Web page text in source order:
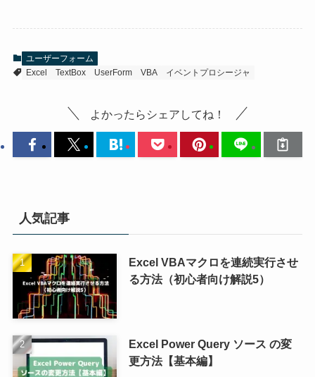
ユーザーフォーム
Excel
TextBox UserForm VBA イベントプロシージャ
よかったらシェアしてね！
人気記事
Excel VBAマクロを連続実行させ
る方法（初心者向け解説5）
Excel Power Query ソース の変
更方法【基本編】